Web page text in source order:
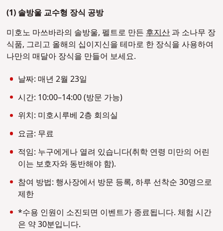
(1) 솔방울 교수형 장식 공방
미호노 마쓰바라의 솔방울, 펠트로 만든 후지산 과 소나무 장
식품, 그리고 올해의 십이지신을 테마로 한 장식을 사용하여
나만의 매달아 장식을 만들어 보세요.
날짜: 매년 2월 23일
시간: 10:00–14:00 (방문 가능)
위치: 미호시루베 2층 회의실
요금: 무료
적임: 누구에게나 열려 있습니다(취학 연령 미만의 어린
이는 보호자와 동반해야 함).
참여 방법: 행사장에서 방문 등록, 하루 선착순 30명으로
제한
*수용 인원이 소진되면 이벤트가 종료됩니다. 체험 시간
은 약 30분입니다.